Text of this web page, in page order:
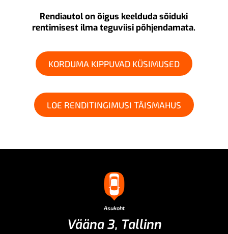
Rendiautol on õigus keelduda sõiduki
rentimisest ilma teguviisi põhjendamata.
KORDUMA KIPPUVAD KÜSIMUSED
LOE RENDITINGIMUSI TÄISMAHUS
Asukoht
Vääna 3, Tallinn